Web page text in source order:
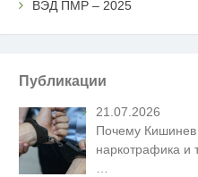
ВЭД ПМР – 2025
Публикации
21.07.2026
Почему Кишинев
наркотрафика и
…